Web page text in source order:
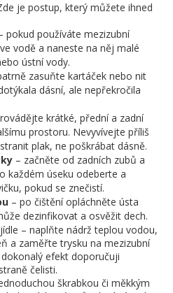
je postup, který můžete ihned
pokud používáte mezizubní
vodě a naneste na něj malé
ústní vody.
zasuňte kartáček nebo nit
dásní, ale nepřekročila
krátké, přední a zadní
prostoru. Nevyvívejte příliš
plak, ne poškrábat dásně.
– začněte od zadních zubů a
každém úseku odeberte a
pokud se znečistí.
– po čištění opláchněte ústa
dezinfikovat a osvěžit dech.
– naplňte nádrž teplou vodou,
a zaměřte trysku na mezizubní
efekt doporučuji
čelisti.
škrabkou či měkkým